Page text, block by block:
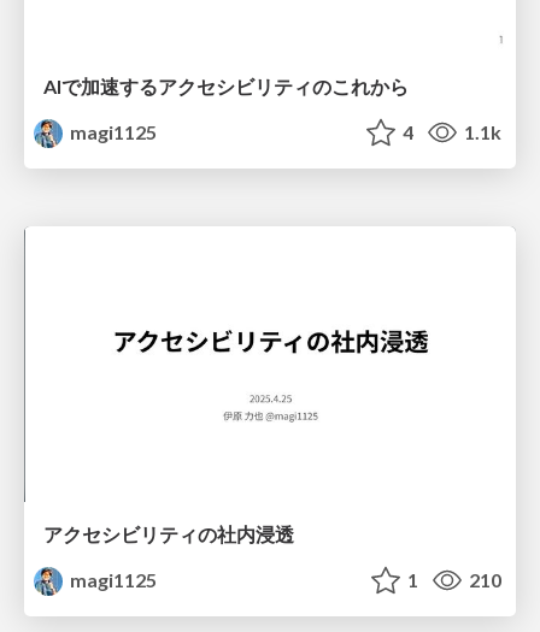
AIで加速するアクセシビリティのこれから
magi1125
4 1.1k
アクセシビリティの社内浸透
magi1125
1 210